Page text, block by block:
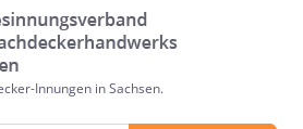
Innungen in Sachsen.